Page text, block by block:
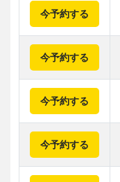
今予約する
今予約する
今予約する
今予約する